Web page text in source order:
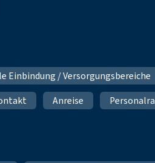
Einbindung / Versorgungsbereiche
Anreise